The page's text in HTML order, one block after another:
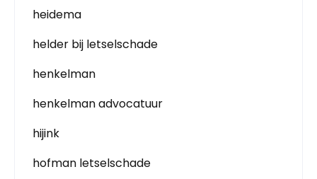
heidema
helder bij letselschade
henkelman
henkelman advocatuur
hijink
hofman letselschade